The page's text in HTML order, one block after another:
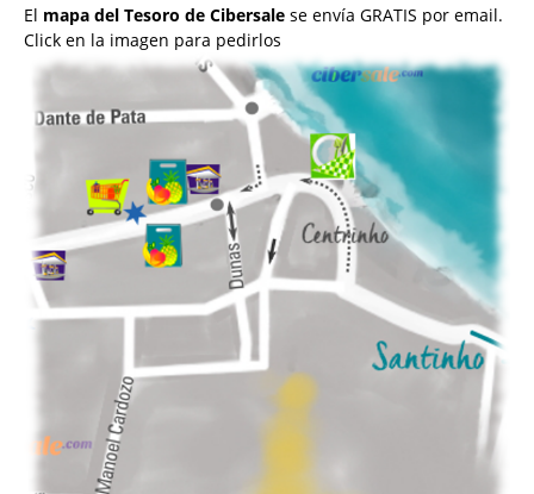
El mapa del Tesoro de Cibersale se envía GRATIS por email.
Click en la imagen para pedirlos